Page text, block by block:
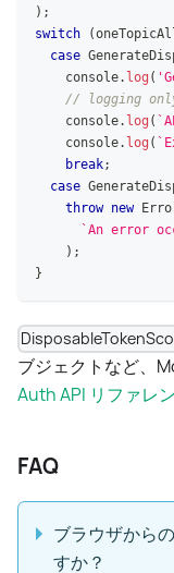
) ;
switch
(
case
console. log (
// logging
console. log ( `
console. log ( `
break;
case
throw new
`An error
) ;
}
ブジェクトなど、
Auth API リファレ
FAQ
ブラウザから
すか？